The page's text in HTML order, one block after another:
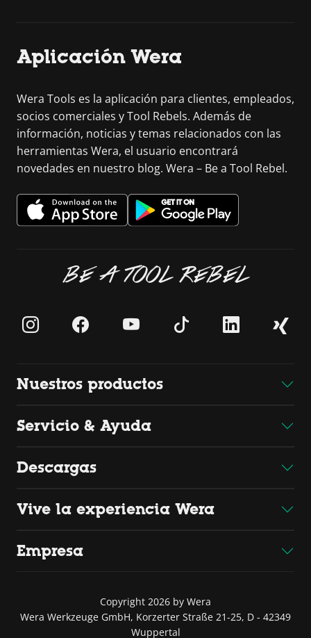
Aplicación Wera
Wera Tools es la aplicación para clientes, empleados,
socios comerciales y Tool Rebels. Además de
información, noticias y temas relacionados con las
herramientas Wera, el usuario encontrará
novedades en nuestro blog. Wera – Be a Tool Rebel.
BE A TOOL REBEL
Nuestros productos
Servicio & Ayuda
Descargas
Vive la experiencia Wera
Empresa
Copyright 2026 by Wera
Wera Werkzeuge GmbH, Korzerter Straße 21-25, D - 42349
Wuppertal